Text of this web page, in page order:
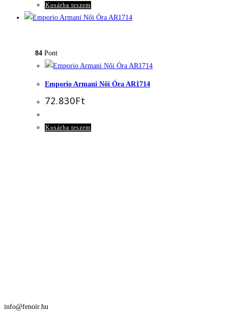
Kosárba teszem
84 Pont
Emporio Armani Női Óra AR1714
72.830Ft
Kosárba teszem
info@fenoir.hu